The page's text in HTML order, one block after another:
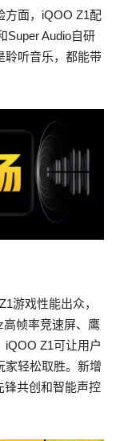
方面，iQOO Z1配
Super Audio自研
聆听音乐，都能带
游戏性能出众，
帧率竞速屏、鹰
iQOO Z1可让用户
家轻松取胜。新增
锋共创和智能声控